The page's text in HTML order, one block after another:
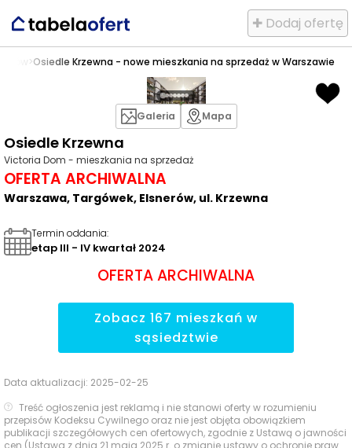
✚ Dodaj ofertę
>Osiedle Krzewna - nowe mieszkania na sprzedaż w Warszawie
Osiedle Krzewna
Victoria Dom - mieszkania na sprzedaż
OFERTA ARCHIWALNA
Warszawa, Targówek, Elsnerów, ul. Krzewna
Galeria Mapa
Termin oddania:
etap III - IV kwartał 2024
OFERTA ARCHIWALNA
Zobacz 167 mieszkań w
sąsiedztwie
Data aktualizacji: 2025-02-25
Treść ogłoszenia jest reklamą i nie stanowi oferty w rozumieniu
przepisów Kodeksu Cywilnego oraz nie jest objęta obowiązkiem
publikacji szczegółowych cen ofertowych, zgodnie z Ustawą o jawności
cen (Ustawa z dnia 21 maja 2025 r. o zmianie ustawy o ochronie praw